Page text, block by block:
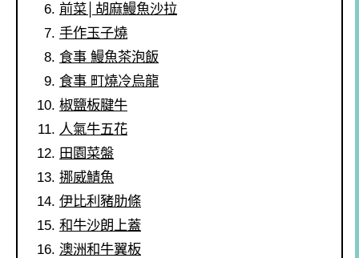
前菜│胡麻鰻魚沙拉
手作玉子燒
食事 鰻魚茶泡飯
食事 町燒冷烏龍
椒鹽板腱牛
人氣牛五花
田園菜盤
挪威鯖魚
伊比利豬肋條
和牛沙朗上蓋
澳洲和牛翼板